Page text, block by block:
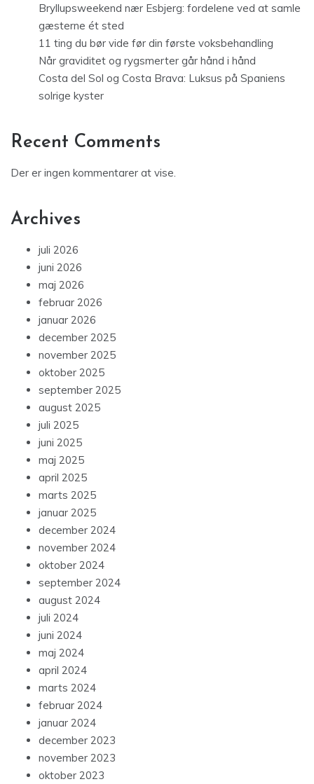
Bryllupsweekend nær Esbjerg: fordelene ved at samle
gæsterne ét sted
11 ting du bør vide før din første voksbehandling
Når graviditet og rygsmerter går hånd i hånd
Costa del Sol og Costa Brava: Luksus på Spaniens
solrige kyster
Recent Comments
Der er ingen kommentarer at vise.
Archives
juli 2026
juni 2026
maj 2026
februar 2026
januar 2026
december 2025
november 2025
oktober 2025
september 2025
august 2025
juli 2025
juni 2025
maj 2025
april 2025
marts 2025
januar 2025
december 2024
november 2024
oktober 2024
september 2024
august 2024
juli 2024
juni 2024
maj 2024
april 2024
marts 2024
februar 2024
januar 2024
december 2023
november 2023
oktober 2023